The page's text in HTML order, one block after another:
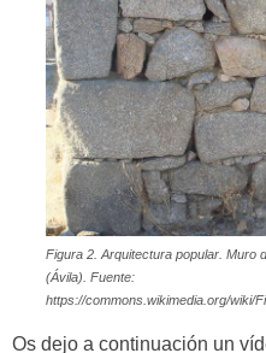
Figura 2. Arquitectura popular. Muro
(Ávila). Fuente:
https://commons.wikimedia.org/wiki/
Os dejo a continuación un